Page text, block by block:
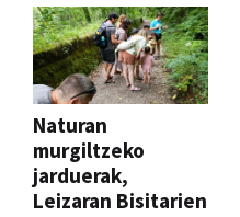
Naturan
murgiltzeko
jarduerak,
Leizaran Bisitarien